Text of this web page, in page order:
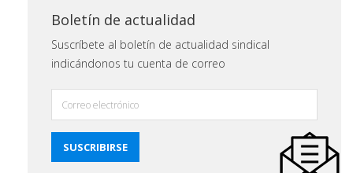
Boletín de actualidad
Suscríbete al boletín de actualidad sindical
indicándonos tu cuenta de correo